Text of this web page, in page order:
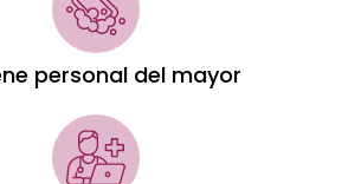
personal del mayor